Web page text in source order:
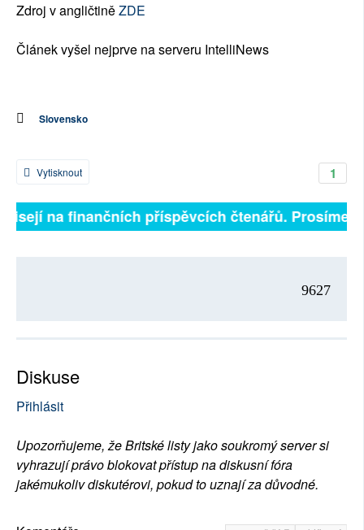
Zdroj v angličtiněZDE
Článek vyšel nejprve na serveru IntelliNews
Slovensko
1
Vytisknout
na finančních příspěvcích čtenářů. Prosíme,
9627
Diskuse
Přihlásit
Upozorňujeme, že Britské listy jako soukromý server si
vyhrazují právo blokovat přístup na diskusní fóra
jakémukoliv diskutérovi, pokud to uznají za důvodné.